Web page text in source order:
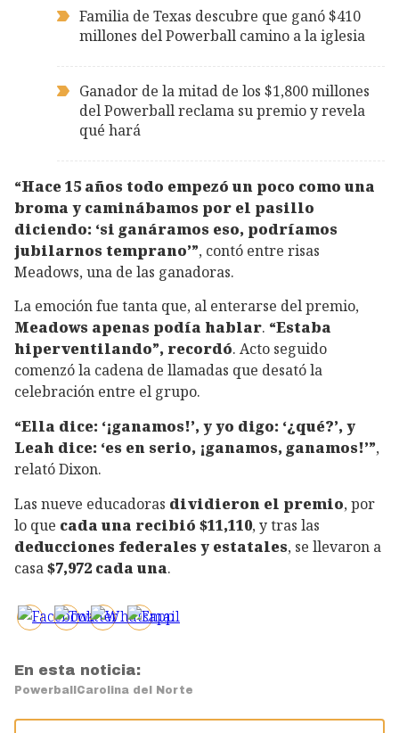
Familia de Texas descubre que ganó $410
millones del Powerball camino a la iglesia
Ganador de la mitad de los $1,800 millones
del Powerball reclama su premio y revela
qué hará
“Hace 15 años todo empezó un poco como una
broma y caminábamos por el pasillo
diciendo: ‘si ganáramos eso, podríamos
jubilarnos temprano’”, contó entre risas
Meadows, una de las ganadoras.
La emoción fue tanta que, al enterarse del premio,
Meadows apenas podía hablar. “Estaba
hiperventilando”, recordó. Acto seguido
comenzó la cadena de llamadas que desató la
celebración entre el grupo.
“Ella dice: ‘¡ganamos!’, y yo digo: ‘¿qué?’, y
Leah dice: ‘es en serio, ¡ganamos, ganamos!’”,
relató Dixon.
Las nueve educadoras dividieron el premio, por
lo que cada una recibió $11,110, y tras las
deducciones federales y estatales, se llevaron a
casa$7,972 cada una.
En esta noticia:
PowerballCarolina del Norte